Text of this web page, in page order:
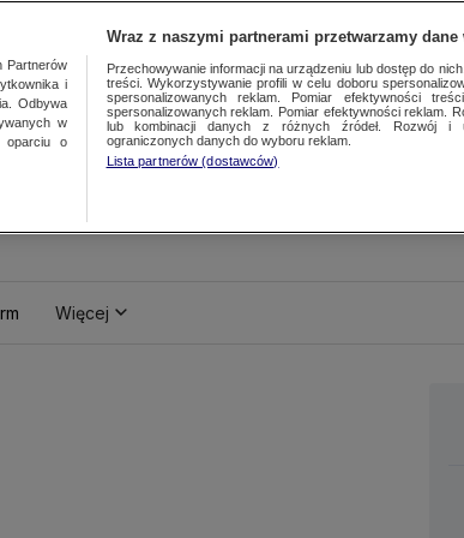
Więcej
Partnerów
i
Odbywa
w
oparciu o
Wraz z naszymi partnerami przetwarzamy
Przechowywanie informacji na urządzeniu lub dostęp do
treści. Wykorzystywanie profili w celu doboru
spersonalizowanych reklam. Pomiar efektywności
spersonalizowanych reklam. Pomiar efektywności reklam.
lub kombinacji danych z różnych źródeł. Rozwój i
ograniczonych danych do wyboru reklam.
Lista partnerów (dostawców)